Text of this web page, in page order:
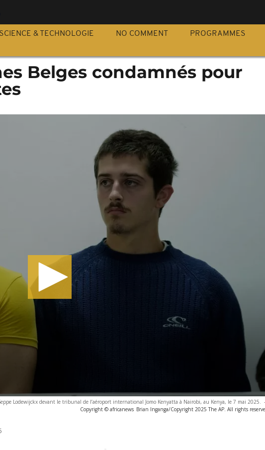
SCIENCE & TECHNOLOGIE NO COMMENT PROGRAMMES
Belges condamnés pour
Lodewijckx devant le tribunal de l’aéroport international Jomo Kenyatta à Nairobi, au Kenya, le 7 mai 2025. -
Copyright © africanews Brian Inganga/Copyright 2025 The AP. All rights